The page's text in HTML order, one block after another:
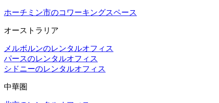
ホーチミン市のコワーキングスペース
オーストラリア
メルボルンのレンタルオフィス
パースのレンタルオフィス
シドニーのレンタルオフィス
中華圏